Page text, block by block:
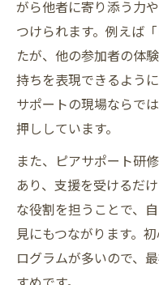
がら他者に寄り添う力
つけられます。例えば
たが、他の参加者の体
持ちを表現できるよう
サポートの現場ならで
押ししています。
また、ピアサポート研
あり、支援を受けるだ
な役割を担うことで、
見にもつながります。
ログラムが多いので、